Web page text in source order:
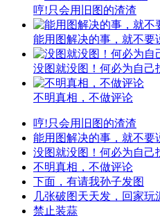
哼!只会用旧图的渣渣
能用图解决的事，就不要
没图就没图！何必为自己
不明真相，不做评论
哼!只会用旧图的渣渣
能用图解决的事，就不要
没图就没图！何必为自己
不明真相，不做评论
下面，有请我孙子发图
几张破图天天发，回家玩
禁止装蒜